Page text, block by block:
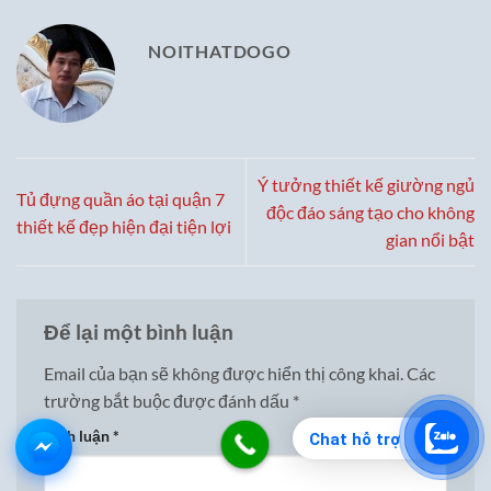
Chat hỗ trợ
NOITHATDOGO
Tủ đựng quần áo tại quận 7
thiết kế đẹp hiện đại tiện lợi
Ý tưởng thiết kế giường ngủ
độc đáo sáng tạo cho không
gian nổi bật
Để lại một bình luận
Email của bạn sẽ không được hiển thị công khai.Các
trường bắt buộc được đánh dấu *
Bình luận*